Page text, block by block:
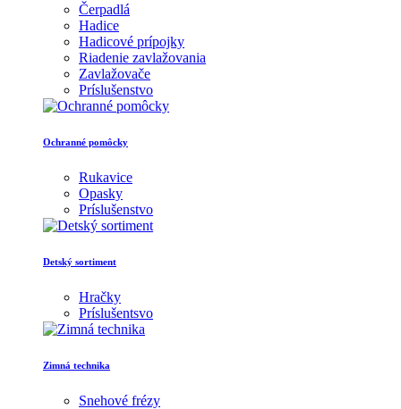
Čerpadlá
Hadice
Hadicové prípojky
Riadenie zavlažovania
Zavlažovače
Príslušenstvo
Ochranné pomôcky
Rukavice
Opasky
Príslušenstvo
Detský sortiment
Hračky
Príslušentsvo
Zimná technika
Snehové frézy